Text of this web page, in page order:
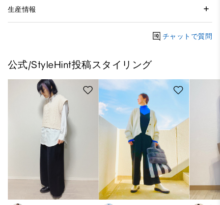
生産情報
チャットで質問
公式/StyleHint投稿スタイリング